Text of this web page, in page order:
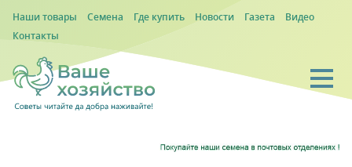
Наши товары Семена Где купить Новости Газета
Видео
Контакты